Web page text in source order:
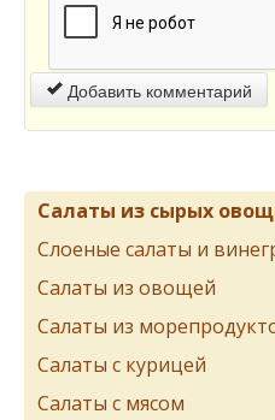
Добавить комментарий
Салаты из сырых
Слоеные салаты и
Салаты из овощей
Салаты из
Салаты с курицей
Салаты с мясом